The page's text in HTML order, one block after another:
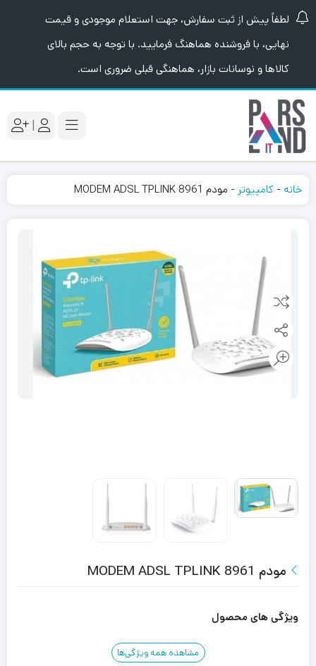
لطفاً پیش از ثبت سفارش، جهت استعلام موجودی و قیمت
نهایی، با فروشنده هماهنگ فرمایید. با توجه به حجم بالای
کالاها و نوسانات بازار، هماهنگی قبلی ضروری است.
|
خانه - کامپیوتر - مودم MODEM ADSL TPLINK 8961
مودم MODEM ADSL TPLINK 8961
ویژگی های محصول
مشاهده همه ویژگی‌ها